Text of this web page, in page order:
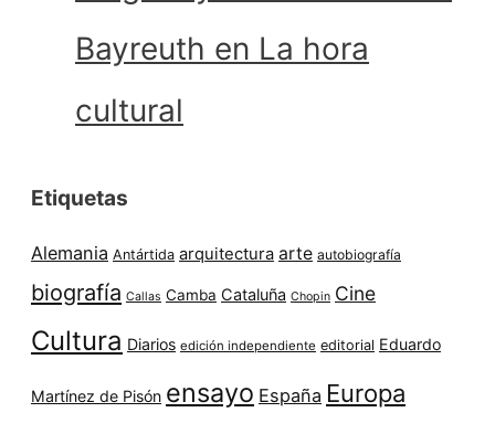
Bayreuth en La hora
cultural
Etiquetas
Alemania Antártida arquitectura arte autobiografía
biografía Callas Camba Cataluña Chopin Cine
Cultura Diarios edición independiente editorial Eduardo
Martínez de Pisón ensayo España Europa